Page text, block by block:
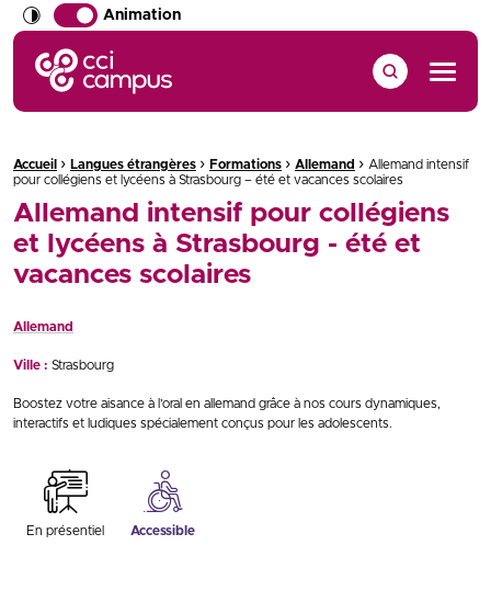
Animation
CCI Campus La formation qui vous ressemble
Menu
Fil d'Ariane :
Accueil › Langues étrangères › Formations › Allemand › Allemand intensif
pour collégiens et lycéens à Strasbourg – été et vacances scolaires
Allemand intensif pour collégiens
et lycéens à Strasbourg - été et
vacances scolaires
Allemand
Ville : Strasbourg
Boostez votre aisance à l’oral en allemand grâce à nos cours dynamiques,
interactifs et ludiques spécialement conçus pour les adolescents.
En présentiel Accessible